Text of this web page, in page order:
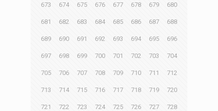
673 674 675 676 677 678 679 680
681 682 683 684 685 686 687 688
689 690 691 692 693 694 695 696
697 698 699 700 701 702 703 704
705 706 707 708 709 710 711 712
713 714 715 716 717 718 719 720
721 722 723 724 725 726 727 728